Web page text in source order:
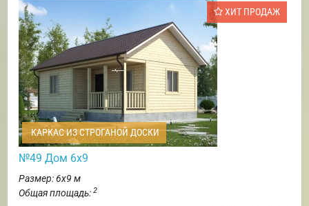
ХИТ ПРОДАЖ
КАРКАС ИЗ СТРОГАНОЙ ДОСКИ
№49 Дом 6х9
Размер: 6х9 м
Общая площадь: 2